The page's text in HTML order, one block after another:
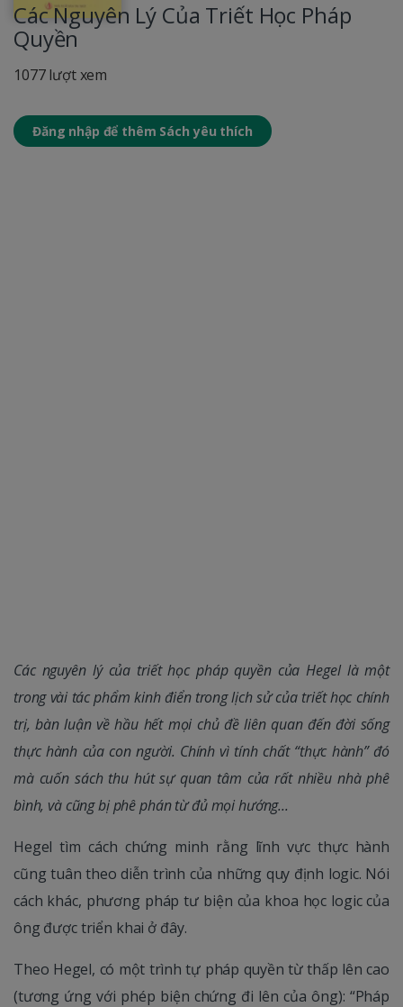
Các Nguyên Lý Của Triết Học Pháp
Quyền
1077 lượt xem
Đăng nhập để thêm Sách yêu thích
Các nguyên lý của triết học pháp quyền của Hegel là một
trong vài tác phẩm kinh điển trong lịch sử của triết học chính
trị, bàn luận về hầu hết mọi chủ đề liên quan đến đời sống
thực hành của con người. Chính vì tính chất “thực hành” đó
mà cuốn sách thu hút sự quan tâm của rất nhiều nhà phê
bình, và cũng bị phê phán từ đủ mọi hướng...
Hegel tìm cách chứng minh rằng lĩnh vực thực hành
cũng tuân theo diễn trình của những quy định logic. Nói
cách khác, phương pháp tư biện của khoa học logic của
ông được triển khai ở đây.
Theo Hegel, có một trình tự pháp quyền từ thấp lên cao
(tương ứng với phép biện chứng đi lên của ông): “Pháp